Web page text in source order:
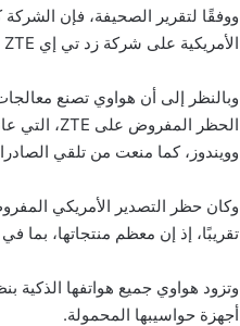
الأمريكية على شركة زد تي إي ZTE الصينية؛ اختبارًا حقيقيًا لطموحات التكنولوجيا الصينية.
وويندوز، كما منعت من تلقي
تقريبًا، إذ إن معظم منتجاتها، بما
وتزود هواوي جميع هواتفها الذكية
أجهزة حواسيبها المحمولة.